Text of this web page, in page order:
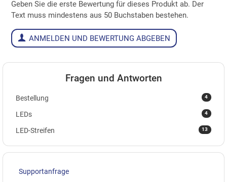
Geben Sie die erste Bewertung für dieses Produkt ab. Der
Text muss mindestens aus 50 Buchstaben bestehen.
ANMELDEN UND BEWERTUNG ABGEBEN
Fragen und Antworten
4
Bestellung
4
LEDs
13
LED-Streifen
Supportanfrage